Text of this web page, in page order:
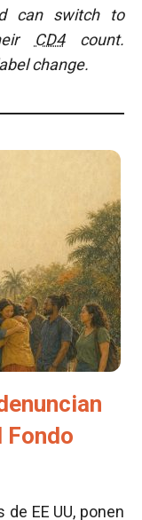
can switch to
CD4count.
change.
Fondo
EE UU, ponen